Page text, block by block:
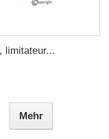
limitateur...
Mehr